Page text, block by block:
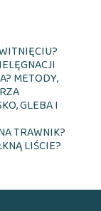
METODY,
GLEBA I
TRAWNIK?
LIŚCIE?